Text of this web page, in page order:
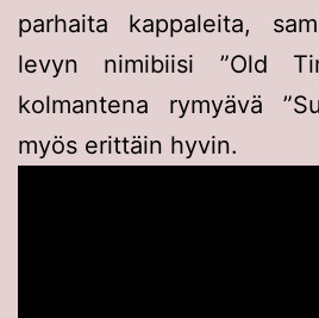
parhaita kappaleita,
levyn nimibiisi ”Old
kolmantena rymyävä
myös erittäin hyvin.